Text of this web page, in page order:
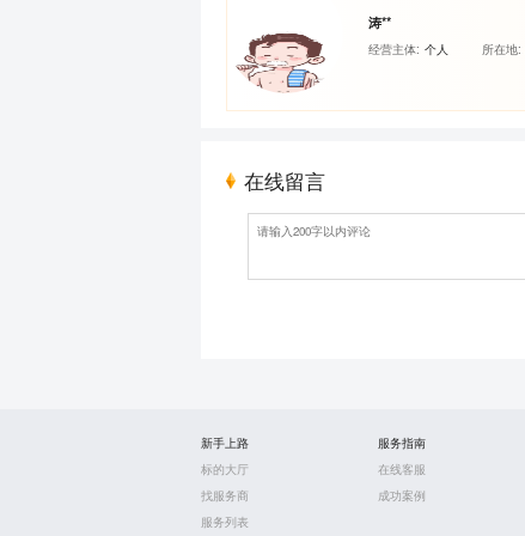
涛**
经营主体: 个人 所在地:
在线留言
新手上路
标的大厅
找服务商
服务列表
服务指南
在线客服
成功案例